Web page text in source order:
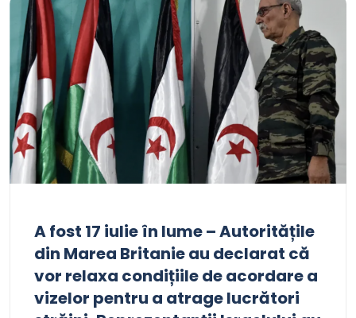
A fost 17 iulie în lume – Autoritățile
din Marea Britanie au declarat că
vor relaxa condițiile de acordare a
vizelor pentru a atrage lucrători